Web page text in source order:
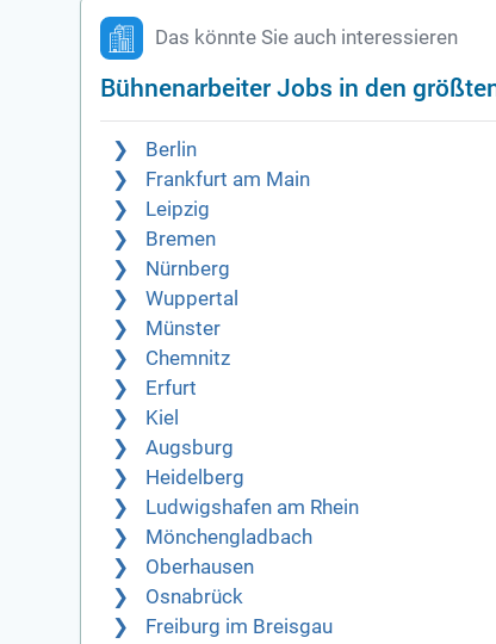
Das könnte Sie auch interessieren
Bühnenarbeiter Jobs in den
Berlin
Frankfurt am Main
Leipzig
Bremen
Nürnberg
Wuppertal
Münster
Chemnitz
Erfurt
Kiel
Augsburg
Heidelberg
Ludwigshafen am Rhein
Mönchengladbach
Oberhausen
Osnabrück
Freiburg im Breisgau